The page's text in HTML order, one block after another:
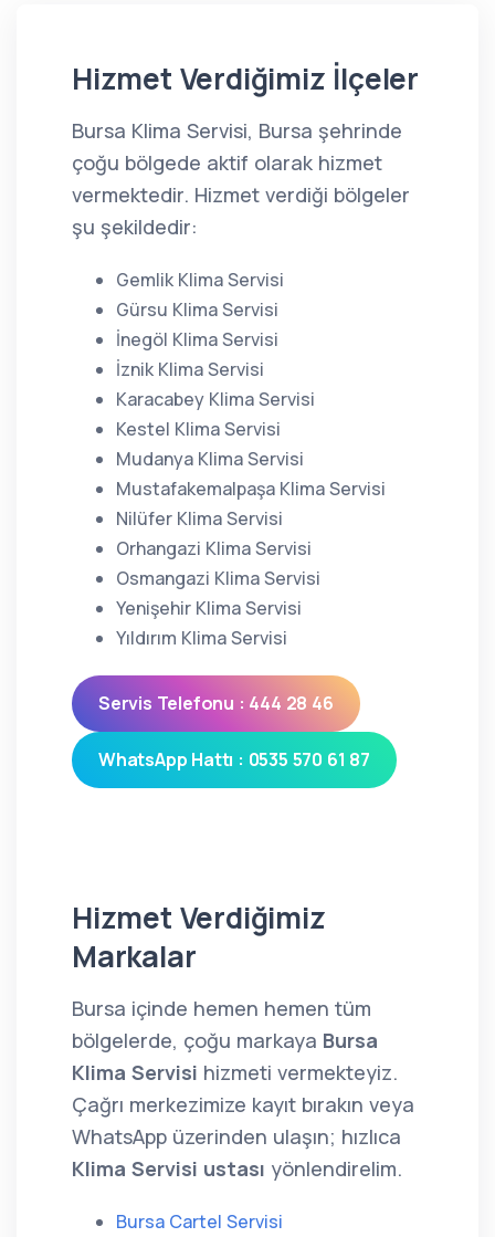
Hizmet Verdiğimiz İlçeler
Bursa Klima Servisi, Bursa şehrinde
çoğu bölgede aktif olarak hizmet
vermektedir. Hizmet verdiği bölgeler
şu şekildedir:
Gemlik Klima Servisi
Gürsu Klima Servisi
İnegöl Klima Servisi
İznik Klima Servisi
Karacabey Klima Servisi
Kestel Klima Servisi
Mudanya Klima Servisi
Mustafakemalpaşa Klima Servisi
Nilüfer Klima Servisi
Orhangazi Klima Servisi
Osmangazi Klima Servisi
Yenişehir Klima Servisi
Yıldırım Klima Servisi
Servis Telefonu : 444 28 46
WhatsApp Hattı : 0535 570 61 87
Hizmet Verdiğimiz
Markalar
Bursa içinde hemen hemen tüm
bölgelerde, çoğu markaya Bursa
Klima Servisi hizmeti vermekteyiz.
Çağrı merkezimize kayıt bırakın veya
WhatsApp üzerinden ulaşın; hızlıca
Klima Servisi ustası yönlendirelim.
Bursa Cartel Servisi